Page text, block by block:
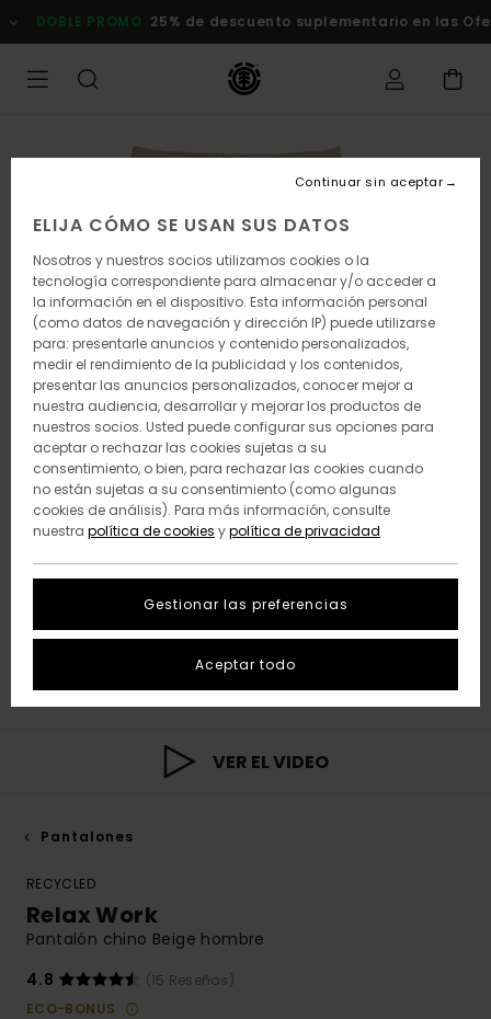
la
DOBLE PROMO 25% de descuento suplementario en las
VER EL VIDEO
Pantalones
RECYCLED
Relax Work
Pantalón chino Beige hombre
4.8
(15 Reseñas)
ECO-BONUS
ELIJA CÓMO SE USAN SUS DATOS
Nosotros y nuestros socios utilizamos cookies o la
tecnología correspondiente para almacenar y/o acceder a
la información en el dispositivo. Esta información personal
(como datos de navegación y dirección IP) puede utilizarse
para: presentarle anuncios y contenido personalizados,
medir el rendimiento de la publicidad y los contenidos,
presentar las anuncios personalizados, conocer mejor a
nuestra audiencia, desarrollar y mejorar los productos de
nuestros socios. Usted puede configurar sus opciones para
aceptar o rechazar las cookies sujetas a su
consentimiento, o bien, para rechazar las cookies cuando
no están sujetas a su consentimiento (como algunas
cookies de análisis). Para más información, consulte
nuestra política de cookies ypolítica de privacidad
Gestionar las preferencias
Continuar sin aceptar
Aceptar todo